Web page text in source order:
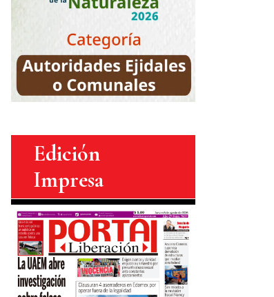
Edición
Impresa